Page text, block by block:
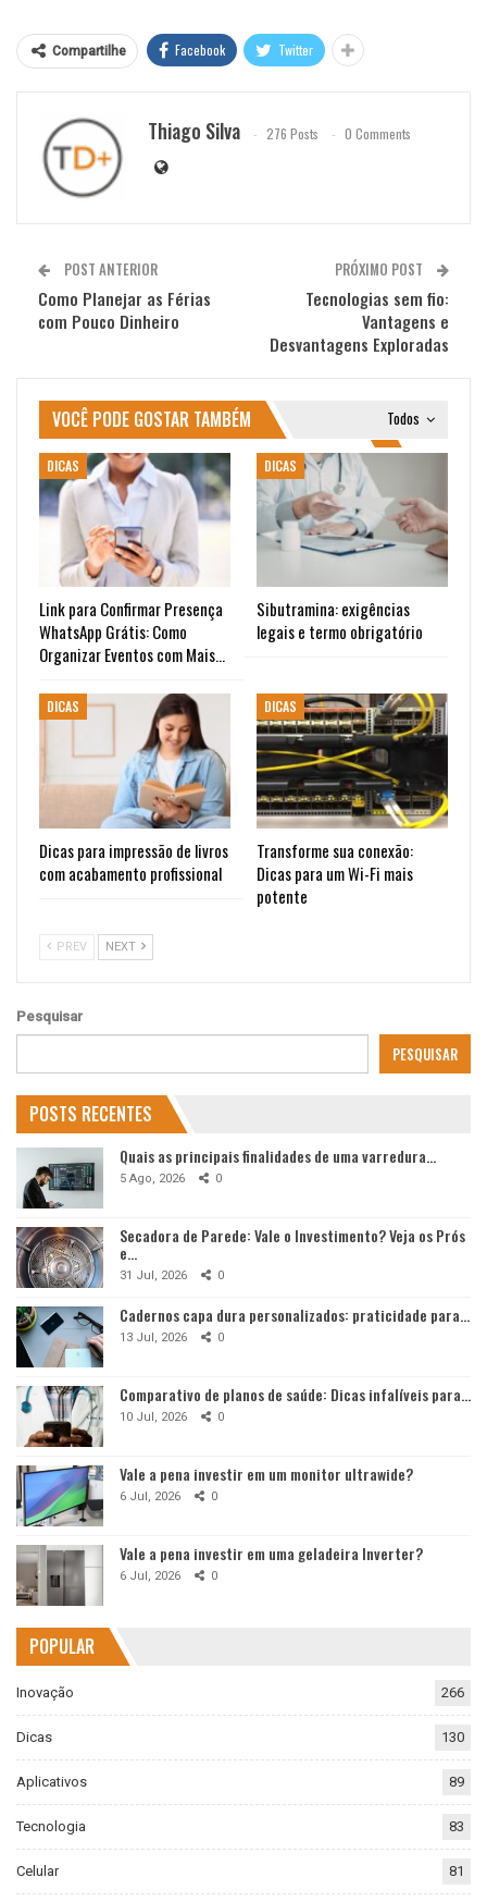
Compartilhe Facebook Twitter
Thiago Silva 276 Posts 0 Comments
POST ANTERIOR
Como Planejar as Férias
com Pouco Dinheiro
PRÓXIMO POST
Tecnologias sem fio:
Vantagens e
Desvantagens Exploradas
Todos
VOCÊ PODE GOSTAR TAMBÉM
DICAS
Link para Confirmar Presença
WhatsApp Grátis: Como
Organizar Eventos com Mais…
DICAS
Sibutramina: exigências
legais e termo obrigatório
DICAS
Dicas para impressão de livros
com acabamento profissional
DICAS
Transforme sua conexão:
Dicas para um Wi-Fi mais
potente
PREV NEXT
Pesquisar
PESQUISAR
POSTS RECENTES
Quais as principais finalidades de uma varredura…
5 Ago, 2026 0
Secadora de Parede: Vale o Investimento? Veja os Prós
e…
31 Jul, 2026 0
Cadernos capa dura personalizados: praticidade para…
13 Jul, 2026 0
Comparativo de planos de saúde: Dicas infalíveis para…
10 Jul, 2026 0
Vale a pena investir em um monitor ultrawide?
6 Jul, 2026 0
Vale a pena investir em uma geladeira Inverter?
6 Jul, 2026 0
POPULAR
Inovação 266
Dicas 130
Aplicativos 89
Tecnologia 83
Celular 81